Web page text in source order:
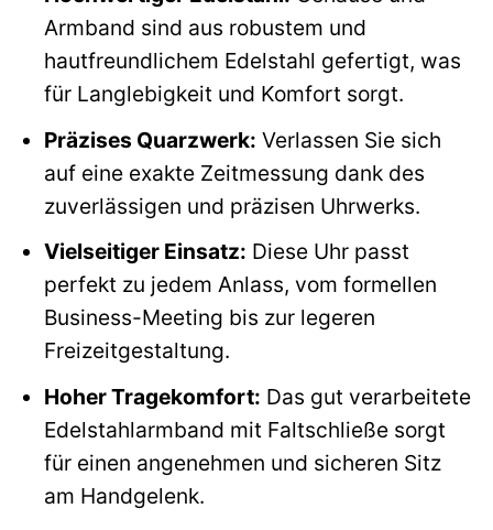
Armband sind aus robustem und
hautfreundlichem Edelstahl gefertigt, was
für Langlebigkeit und Komfort sorgt.
Präzises Quarzwerk: Verlassen Sie sich
auf eine exakte Zeitmessung dank des
zuverlässigen und präzisen Uhrwerks.
Vielseitiger Einsatz: Diese Uhr passt
perfekt zu jedem Anlass, vom formellen
Business-Meeting bis zur legeren
Freizeitgestaltung.
Hoher Tragekomfort: Das gut verarbeitete
Edelstahlarmband mit Faltschließe sorgt
für einen angenehmen und sicheren Sitz
am Handgelenk.